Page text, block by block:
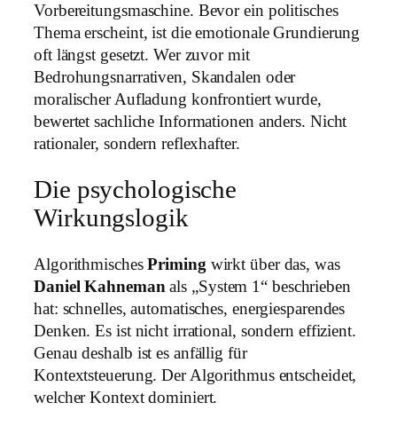
Vorbereitungsmaschine. Bevor ein politisches
Thema erscheint, ist die emotionale Grundierung
oft längst gesetzt. Wer zuvor mit
Bedrohungsnarrativen, Skandalen oder
moralischer Aufladung konfrontiert wurde,
bewertet sachliche Informationen anders. Nicht
rationaler, sondern reflexhafter.
Die psychologische
Wirkungslogik
AlgorithmischesPrimingwirkt über das, was
Daniel Kahnemanals „System 1“ beschrieben
hat: schnelles, automatisches, energiesparendes
Denken. Es ist nicht irrational, sondern effizient.
Genau deshalb ist es anfällig für
Kontextsteuerung. Der Algorithmus entscheidet,
welcher Kontext dominiert.